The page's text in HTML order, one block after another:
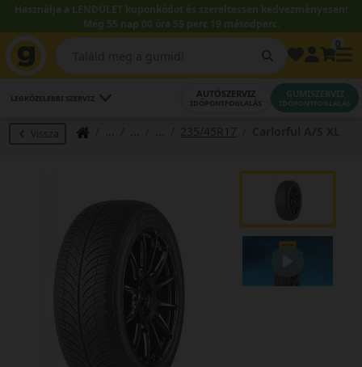
Használja a LENDÜLET kuponkódot és szereltessen kedvezményesen!
Még 55 nap 00 óra 55 perc 18 másodperc.
LEGKÖZELEBBI SZERVIZ AUTÓSZERVIZ
IDŐPONTFOGLALÁS
GUMISZERVIZ
IDŐPONTFOGLALÁS
Vissza 235/45R17